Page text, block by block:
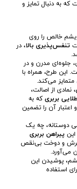
به دنبال تمایز و
خالص را روی
تنفس‌پذیری بالا، در
جلوه‌ای مدرن و در
این طرح، همراه با
می‌کند.
، نمادی از اصالت،
بربری که به
اعتبار آن را تضمین
دوستانه، چه یک
پیراهن بربری
برش و دوخت بی‌نقص
می‌آورد.
پوشیدن این
استفاده